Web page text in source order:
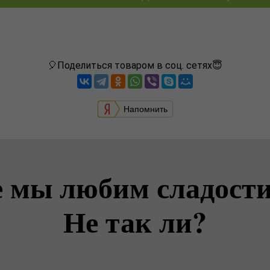
🎈Поделиться товаром в соц. сетях😇
Напомнить
мы любим
Не так ли?